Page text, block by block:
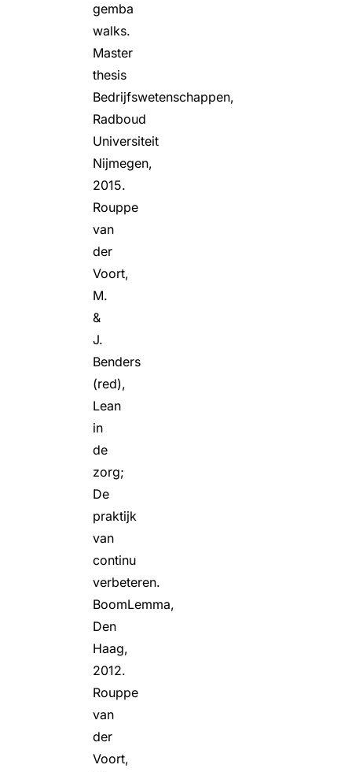
gemba
walks.
Master
thesis
Bedrijfswetenschappen,
Radboud
Universiteit
Nijmegen,
2015.
Rouppe
van
der
Voort,
M.
&
J.
Benders
(red),
Lean
in
de
zorg;
De
praktijk
van
continu
verbeteren.
BoomLemma,
Den
Haag,
2012.
Rouppe
van
der
Voort,